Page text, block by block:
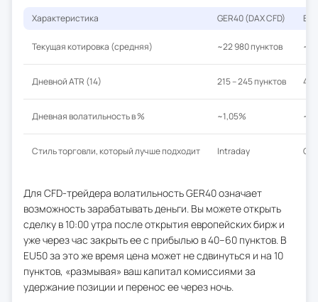
Характеристика GER40 (DAX CFD)
Текущая котировка (средняя) ~22 980 пунктов ~5
Дневной ATR (14) 215 – 245 пунктов 45
Дневная волатильность в % ~1,05%
Стиль торговли, который лучше подходит Intraday
Для CFD-трейдера волатильность GER40 означает
возможность зарабатывать деньги. Вы можете открыть
сделку в 10:00 утра после открытия европейских бирж и
уже через час закрыть ее с прибылью в 40–60 пунктов. В
EU50 за это же время цена может не сдвинуться и на 10
пунктов, «размывая» ваш капитал комиссиями за
удержание позиции и перенос ее через ночь.